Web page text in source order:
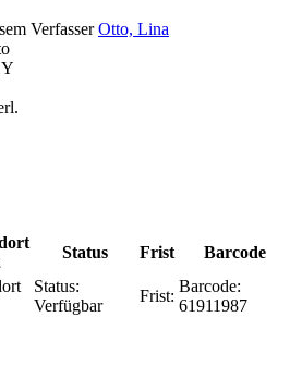
Verfasser Otto, Lina
Status Frist
Barcode
Status:
Verfügbar
Frist:
Barcode:
61911987